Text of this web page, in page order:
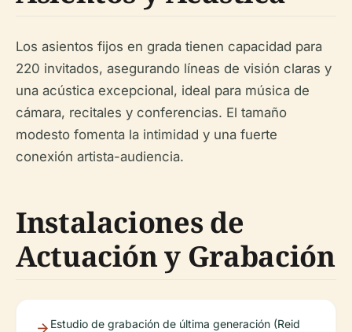
Los asientos fijos en grada tienen capacidad para
220 invitados, asegurando líneas de visión claras y
una acústica excepcional, ideal para música de
cámara, recitales y conferencias. El tamaño
modesto fomenta la intimidad y una fuerte
conexión artista-audiencia.
Instalaciones de
Actuación y Grabación
Estudio de grabación de última generación (Reid